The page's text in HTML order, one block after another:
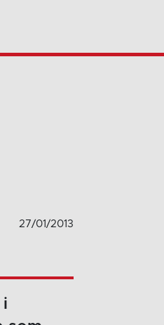
27/01/2013
i